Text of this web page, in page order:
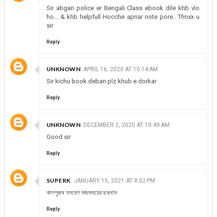
Sir abgari police er Bengali Class ebook dile khb vlo
ho... & khb helpfull Hocche apnar note pore.. Thnxx u
sir
Reply
UNKNOWN APRIL 16, 2020 AT 10:14 AM
Sir kichu book deban plz khub e dorkar
Reply
UNKNOWN DECEMBER 2, 2020 AT 10:49 AM
Good sir
Reply
SUPERK JANUARY 15, 2021 AT 8:02 PM
কালপুরুষ সমরেশ মজমদারের ছদ্মনাম
Reply